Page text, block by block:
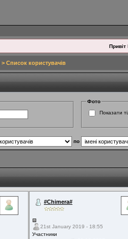
Привіт
> Список користувачів
Фото
Показати
по
#Chimera#
21st January 2019 - 18:55
Участники